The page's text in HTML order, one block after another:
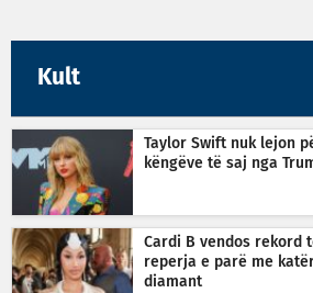
Kult
Taylor Swift nuk lejon
këngëve të saj nga
Cardi B vendos rekord
reperja e parë me
diamant